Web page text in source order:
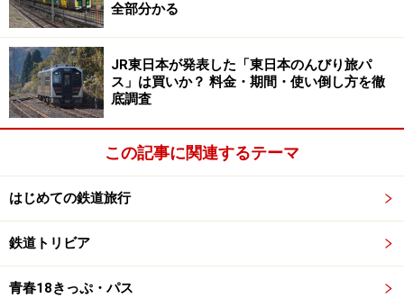
全部分かる
JR東日本が発表した「東日本のんびり旅パ
ス」は買いか？ 料金・期間・使い倒し方を徹
底調査
この記事に関連するテーマ
はじめての鉄道旅行
鉄道トリビア
青春18きっぷ・パス